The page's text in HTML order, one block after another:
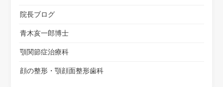
院長ブログ
青木亥一郎博士
顎関節症治療科
顔の整形・顎顔面整形歯科